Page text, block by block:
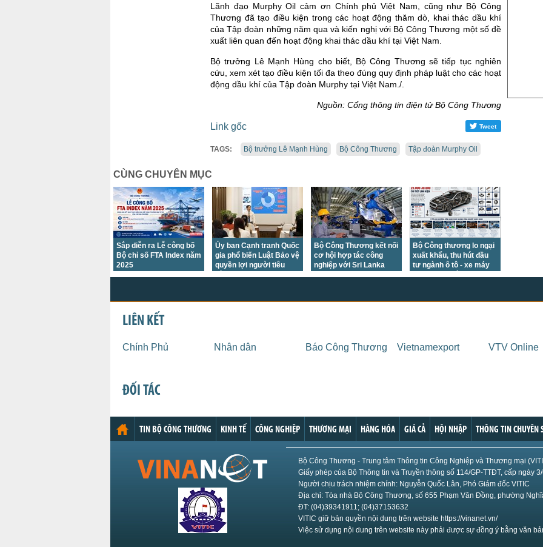
Lãnh đạo Murphy Oil cảm ơn Chính phủ Việt Nam, cũng như Bộ Công
Thương đã tạo điều kiện trong các hoạt động thăm dò, khai thác dầu khí
của Tập đoàn những năm qua và kiến nghị với Bộ Công Thương một số đề
xuất liên quan đến hoạt động khai thác dầu khí tại Việt Nam.
Bộ trưởng Lê Mạnh Hùng cho biết, Bộ Công Thương sẽ tiếp tục nghiên
cứu, xem xét tạo điều kiện tối đa theo đúng quy định pháp luật cho các hoạt
động dầu khí của Tập đoàn Murphy tại Việt Nam./.
Nguồn: Cổng thông tin điện tử Bộ Công Thương
Link gốc Tweet
TAGS: Bộ trưởng Lê Mạnh Hùng Bộ Công Thương Tập đoàn Murphy Oil
CÙNG CHUYÊN MỤC
Sắp diễn ra Lễ công bố
Bộ chỉ số FTA Index năm
2025
Ủy ban Cạnh tranh Quốc
gia phổ biến Luật Bảo vệ
quyền lợi người tiêu
Bộ Công Thương kết nối
cơ hội hợp tác công
nghiệp với Sri Lanka
Bộ Công thương lo ngại
xuất khẩu, thu hút đầu
tư ngành ô tô - xe máy
LIÊN KẾT
Chính Phủ Nhân dân Báo Công Thương Vietnamexport VTV Online
ĐỐI TÁC
TIN BỘ CÔNG THƯƠNG KINH TẾ CÔNG NGHIỆP THƯƠNG MẠI HÀNG HÓA GIÁ CẢ HỘI NHẬP THÔNG TIN CHUYÊN
Bộ Công Thương - Trung tâm Thông tin Công Nghiệp và Thương mại
Giấy phép của Bộ Thông tin và Truyền thông số 114/GP-TTĐT, cấp ngày
Người chịu trách nhiệm chính: Nguyễn Quốc Lân, Phó Giám đốc VITIC
Địa chỉ: Tòa nhà Bộ Công Thương, số 655 Phạm Văn Đồng, phường
ĐT: (04)39341911; (04)37153632
VITIC giữ bản quyền nội dung trên website https://vinanet.vn/
Việc sử dụng nội dung trên website này phải được sự đồng ý bằng văn